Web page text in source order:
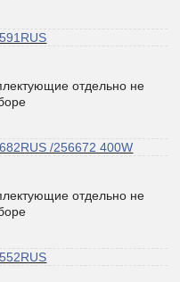
отдельно не
/256672 400W
отдельно не